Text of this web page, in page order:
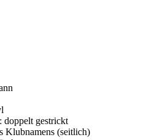
doppelt gestrickt
Klubnamens (seitlich)